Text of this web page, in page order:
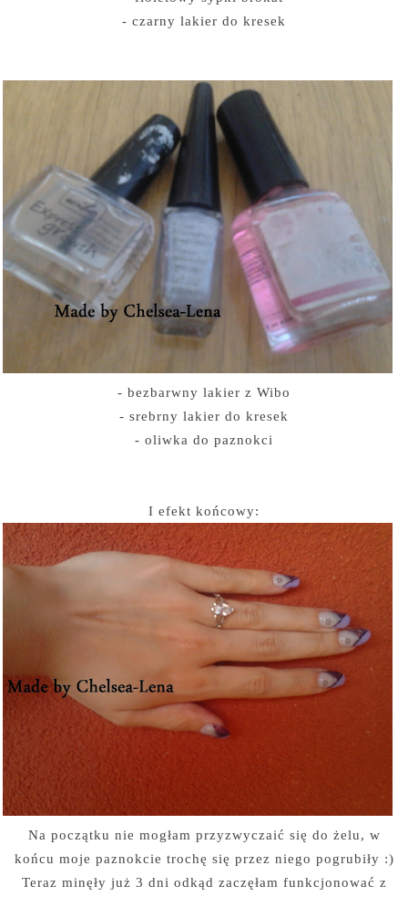
- czarny lakier do kresek
- bezbarwny lakier z Wibo
- srebrny lakier do kresek
- oliwka do paznokci
I efekt końcowy:
Na początku nie mogłam przyzwyczaić się do żelu, w
końcu moje paznokcie trochę się przez niego pogrubiły :)
Teraz minęły już 3 dni odkąd zaczęłam funkcjonować z